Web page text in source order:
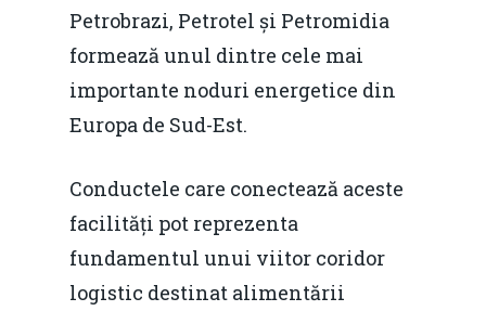
Petrobrazi, Petrotel și Petromidia
formează unul dintre cele mai
importante noduri energetice din
Europa de Sud-Est.
Conductele care conectează aceste
facilități pot reprezenta
fundamentul unui viitor coridor
logistic destinat alimentării